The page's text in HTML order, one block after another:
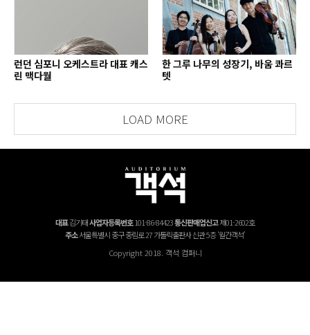
런던 심포니 오케스트라 대표 캐스
린 맥다월
한 그루 나무의 성장기, 바움 콰르
텟
LOAD MORE
대표김기태사업자등록번호101-86-84423통신판매업신고제01-2602호
주소서울특별시 중구 중림로 27 가톨릭출판사 신관 5층 '월간객석'
Copyright 2018. 객석 컴퍼니